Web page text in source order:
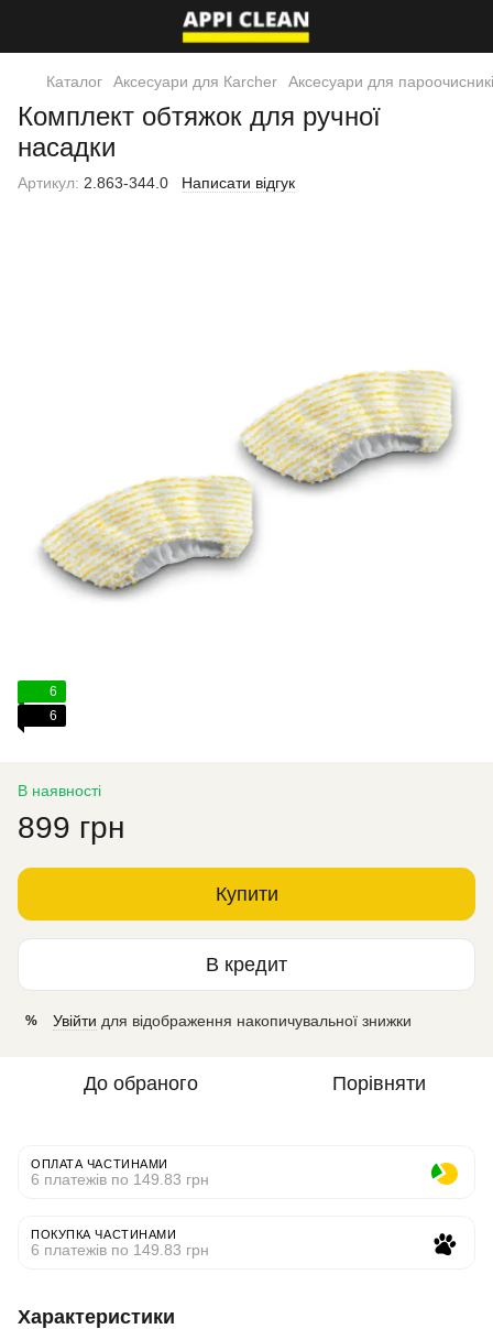
Каталог Аксесуари для Кarcher Аксесуари для
Комплект обтяжок для ручної
насадки
Артикул: 2.863-344.0 Написати відгук
6
6
В наявності
899 грн
Купити
В кредит
% Увійти для відображення накопичувальної знижки
До обраного Порівняти
ОПЛАТА ЧАСТИНАМИ
6 платежів по 149.83 грн
ПОКУПКА ЧАСТИНАМИ
6 платежів по 149.83 грн
Характеристики